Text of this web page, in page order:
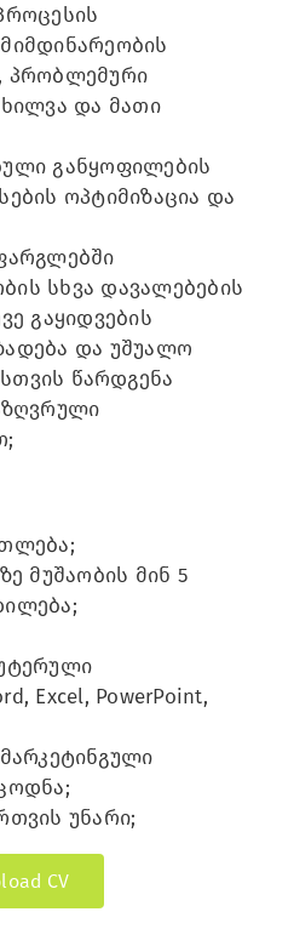
პრობლემური
და მათი
განყოფილების
ოპტიმიზაცია და
სხვა დავალებების
გაყიდვების
და უშუალო
წარდგენა
მუშაობის მინ 5
Excel, PowerPoint,
უნარი;
CV